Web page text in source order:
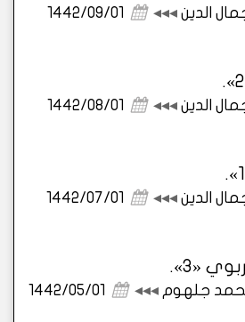
الدين ◂◂◂
1442/09/01
الدين ◂◂◂
1442/08/01
الدين ◂◂◂
1442/07/01
«3».
محمد جلهوم ◂◂◂
1442/05/01